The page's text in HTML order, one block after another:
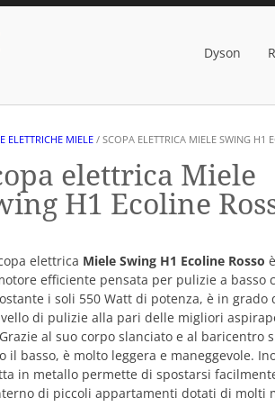
Dyson
ELETTRICHE MIELE/ SCOPA ELETTRICA MIELE SWING H1
elettrica Miele
H1 Ecoline
elettrica Miele Swing H1 Ecoline Rosso
efficiente pensata per pulizie a basso
i soli 550 Watt di potenza, è in grado
di pulizie alla pari delle migliori
al suo corpo slanciato e al baricentro
il basso, è molto leggera e maneggevole.
in metallo permette di spostarsi
di piccoli appartamenti dotati di molti